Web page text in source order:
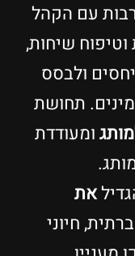
עם הקהל
שיחות,
ולבסס
תחושת
ומעודדת
את
חיוני